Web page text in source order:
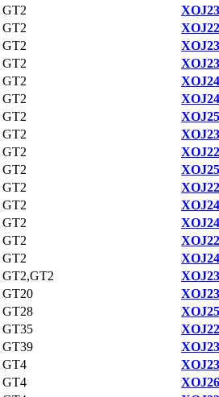
GT2
GT2
GT2
GT2
GT2
GT2
GT2
GT2
GT2
GT2
GT2
GT2
GT2
GT2
GT2
GT2,GT2
GT20
GT28
GT35
GT39
GT4
GT4